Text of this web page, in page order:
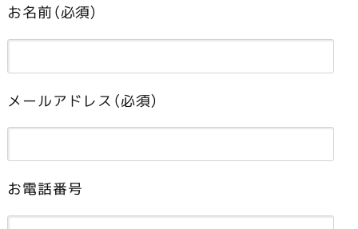
お名前（必須）
メールアドレス（必須）
お電話番号